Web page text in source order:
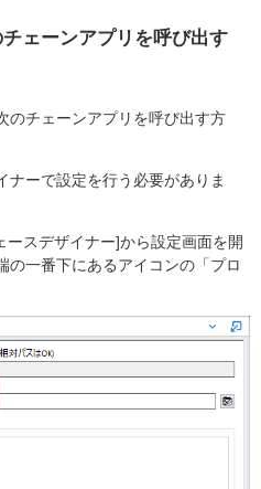
ェーンアプリを呼び出す
のチェーンアプリを呼び出す方
ナーで設定を行う必要がありま
ースデザイナー]から設定画面を開
の一番下にあるアイコンの「プロ